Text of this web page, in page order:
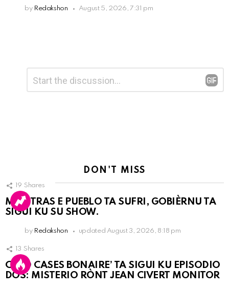
by Redakshon August 5, 2026, 7:31 pm
Reply
DON'T MISS
19 Shares
MIENTRAS E PUEBLO TA SUFRI, GOBIÈRNU TA
SIGUI KU SU SHOW.
by Redakshon updated August 3, 2026, 8:18 pm
13 Shares
COLD CASES BONAIRE’ TA SIGUI KU EPISODIO
DOS: MISTERIO RÒNT JEAN CIVERT MONITOR